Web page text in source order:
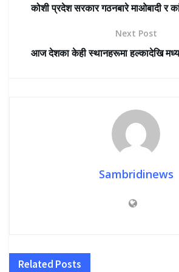
कोशी प्रदेश सरकार गठनबारे माओबादी र
Next Post
आज देशका केही स्थानहरूमा हल्कादेखि मध्यम
Sambridinews
Related Posts